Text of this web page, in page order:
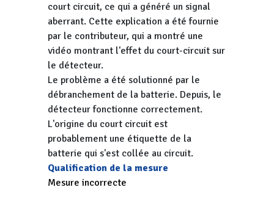
court circuit, ce qui a généré un signal
aberrant. Cette explication a été fournie
par le contributeur, qui a montré une
vidéo montrant l'effet du court-circuit sur
le détecteur.
Le problème a été solutionné par le
débranchement de la batterie. Depuis, le
détecteur fonctionne correctement.
L'origine du court circuit est
probablement une étiquette de la
batterie qui s'est collée au circuit.
Qualification de la mesure
Mesure incorrecte